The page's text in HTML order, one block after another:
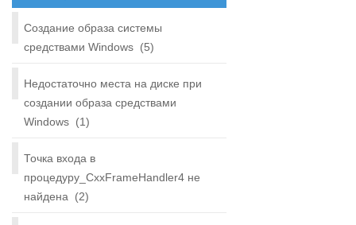
Создание образа системы
средствами Windows (5)
Недостаточно места на диске при
создании образа средствами
Windows (1)
Точка входа в
процедуру_CxxFrameHandler4 не
найдена
(2)